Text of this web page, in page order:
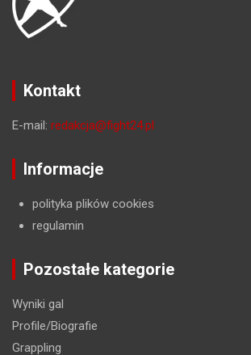
Kontakt
E-mail: redakcja@fight24.pl
Informacje
polityka plików cookies
regulamin
Pozostałe kategorie
Wyniki gal
Profile/Biografie
Grappling